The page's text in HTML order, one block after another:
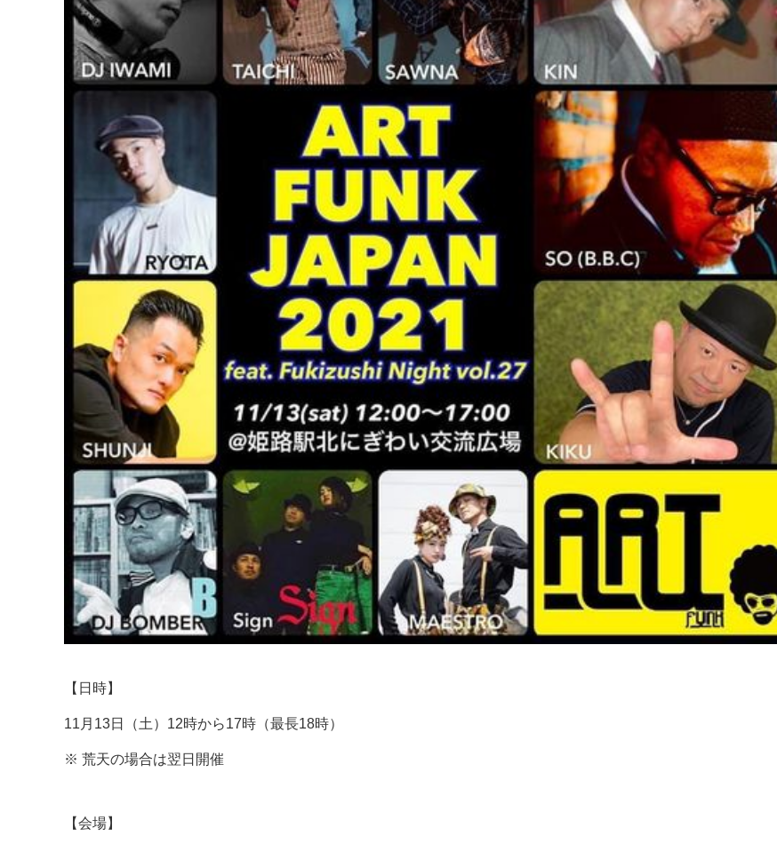
【日時】
11月13日（土）12時から17時（最長18時）
※ 荒天の場合は翌日開催
【会場】